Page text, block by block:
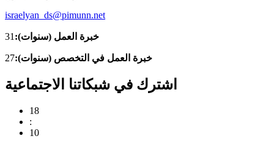
israelyan_ds@pimunn.net
خبرة العمل (سنوات): 31
خبرة العمل في التخصص (سنوات):27
اشترك في شبكاتنا الاجتماعية
18
:
10